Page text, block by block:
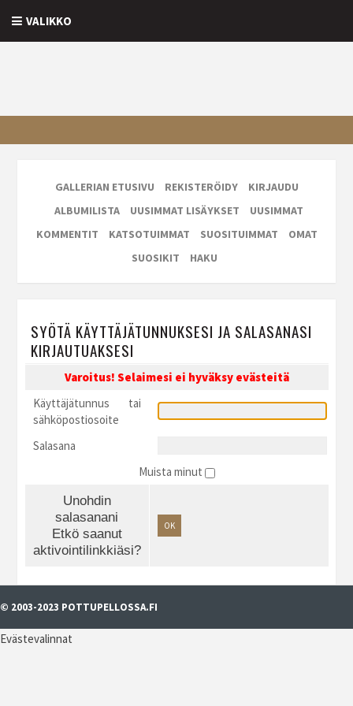
VALIKKO
GALLERIAN ETUSIVU REKISTERÖIDY
KIRJAUDU
ALBUMILISTA
UUSIMMAT LISÄYKSET
UUSIMMAT
KOMMENTIT
KATSOTUIMMAT SUOSITUIMMAT
OMAT
SUOSIKIT
HAKU
SYÖTÄ KÄYTTÄJÄTUNNUKSESI JA SALASANASI
KIRJAUTUAKSESI
Varoitus! Selaimesi ei hyväksy evästeitä
Käyttäjätunnus tai
sähköpostiosoite
Salasana
Muista minut
Unohdin
salasanani
Etkö saanut
aktivointilinkkiäsi?
OK
© 2003-2023 POTTUPELLOSSA.FI
Evästevalinnat